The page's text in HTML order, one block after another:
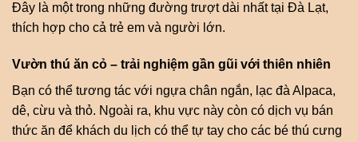
Đây là một trong những đường trượt dài nhất tại Đà Lạt,
thích hợp cho cả trẻ em và người lớn.
Vườn thú ăn cỏ – trải nghiệm gần gũi với thiên nhiên
Bạn có thể tương tác với ngựa chân ngắn, lạc đà Alpaca,
dê, cừu và thỏ. Ngoài ra, khu vực này còn có dịch vụ bán
thức ăn để khách du lịch có thể tự tay cho các bé thú cưng